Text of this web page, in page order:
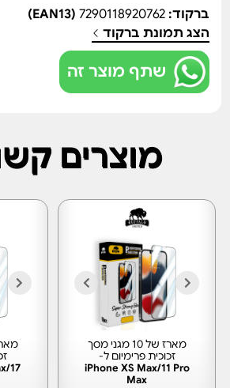
ברקוד:7290118920762
(EAN13)
הצג תמונת ברקוד
שתף מוצר זה
מוצרים
מארז של 10 מגני מסך
זכוכית פרימיום ל-
iPhone XS Max/11 Pro
Max
17